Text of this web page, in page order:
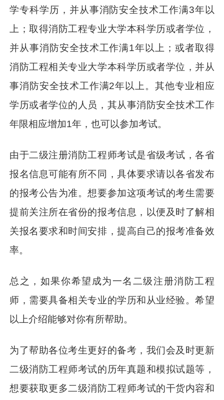
学专科学历，并从事消防安全技术工作满3年以
上；取得消防工程专业大学本科学历或者学位，
并从事消防安全技术工作满1年以上；或者取得
消防工程相关专业大学本科学历或者学位，并从
事消防安全技术工作满2年以上。其他专业相应
学历或者学位的人员，其从事消防安全技术工作
年限相应增加1年，也可以参加考试。
由于二级注册消防工程师考试是省级考试，各省
报名信息可能有所不同，具体要求请以各省发布
的报考公告为准。想要参加这项考试的考生需要
提前关注所在省份的报考信息，以便及时了解相
关报名要求和时间安排，提高自己的报考准备效
率。
总之，如果你希望成为一名二级注册消防工程
师，需要具备相关专业的学历和从业经验。希望
以上介绍能够对你有所帮助。
为了帮助各位考生更好的备考，我们会及时更新
二级消防工程师考试的历年真题和模拟试题等，
想要获取更多二级消防工程师考试的干货内容和